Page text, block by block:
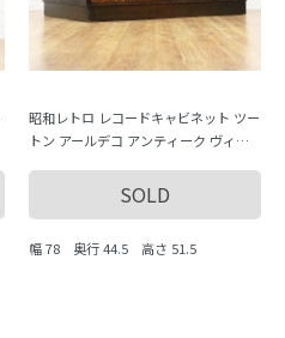
昭和レトロ レコードキャビネット ツー
トン アールデコ アンティーク ヴィン
SOLD
幅 78 奥行 44.5 高さ 51.5